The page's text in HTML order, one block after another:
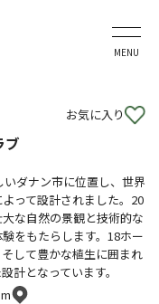
MENU
ブ
お気に入り
ダナン市に位置し、世界
って設計されました。20
な自然の景観と技術的な
をもたらします。18ホー
して豊かな植生に囲まれ
計となっています。